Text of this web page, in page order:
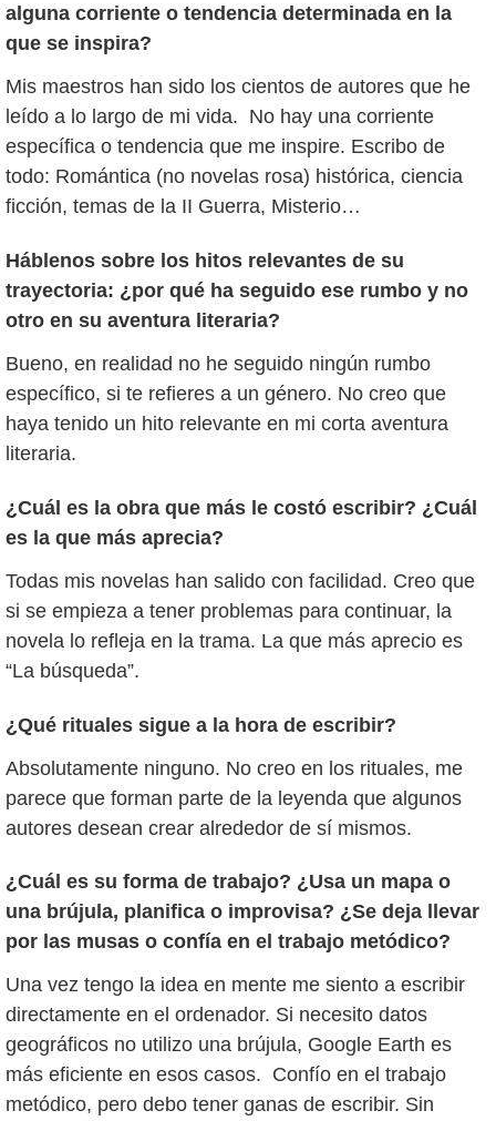
alguna corriente o tendencia determinada en la
que se inspira?
Mis maestros han sido los cientos de autores que he
leído a lo largo de mi vida. No hay una corriente
específica o tendencia que me inspire. Escribo de
todo: Romántica (no novelas rosa) histórica, ciencia
ficción, temas de la II Guerra, Misterio…
Háblenos sobre los hitos relevantes de su
trayectoria: ¿por qué ha seguido ese rumbo y no
otro en su aventura literaria?
Bueno, en realidad no he seguido ningún rumbo
específico, si te refieres a un género. No creo que
haya tenido un hito relevante en mi corta aventura
literaria.
¿Cuál es la obra que más le costó escribir? ¿Cuál
es la que más aprecia?
Todas mis novelas han salido con facilidad. Creo que
si se empieza a tener problemas para continuar, la
novela lo refleja en la trama. La que más aprecio es
“La búsqueda”.
¿Qué rituales sigue a la hora de escribir?
Absolutamente ninguno. No creo en los rituales, me
parece que forman parte de la leyenda que algunos
autores desean crear alrededor de sí mismos.
¿Cuál es su forma de trabajo? ¿Usa un mapa o
una brújula, planifica o improvisa? ¿Se deja llevar
por las musas o confía en el trabajo metódico?
Una vez tengo la idea en mente me siento a escribir
directamente en el ordenador. Si necesito datos
geográficos no utilizo una brújula, Google Earth es
más eficiente en esos casos. Confío en el trabajo
metódico, pero debo tener ganas de escribir. Sin